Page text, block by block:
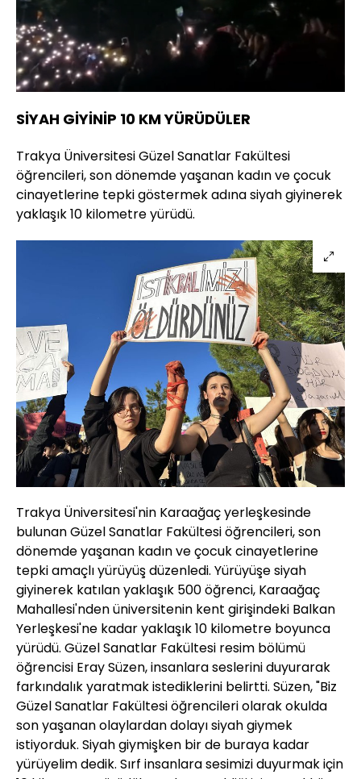
Sesi
Aç
Yüklendi
100.00%
Hızı
SİYAH GİYİNİP 10 KM YÜRÜDÜLER
Trakya Üniversitesi Güzel Sanatlar Fakültesi
öğrencileri, son dönemde yaşanan kadın ve çocuk
cinayetlerine tepki göstermek adına siyah giyinerek
yaklaşık 10 kilometre yürüdü.
Trakya Üniversitesi'nin Karaağaç yerleşkesinde
bulunan Güzel Sanatlar Fakültesi öğrencileri, son
dönemde yaşanan kadın ve çocuk cinayetlerine
tepki amaçlı yürüyüş düzenledi. Yürüyüşe siyah
giyinerek katılan yaklaşık 500 öğrenci, Karaağaç
Mahallesi'nden üniversitenin kent girişindeki Balkan
Yerleşkesi'ne kadar yaklaşık 10 kilometre boyunca
yürüdü. Güzel Sanatlar Fakültesi resim bölümü
öğrencisi Eray Süzen, insanlara seslerini duyurarak
farkındalık yaratmak istediklerini belirtti. Süzen, "Biz
Güzel Sanatlar Fakültesi öğrencileri olarak okulda
son yaşanan olaylardan dolayı siyah giymek
istiyorduk. Siyah giymişken bir de buraya kadar
yürüyelim dedik. Sırf insanlara sesimizi duyurmak için